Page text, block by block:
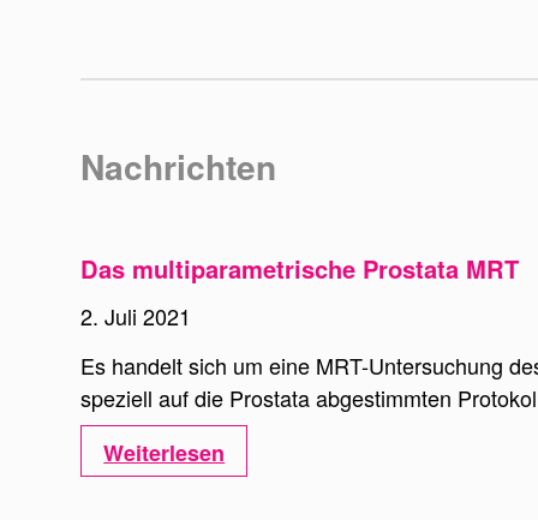
Nachrichten
Das multiparametrische Prostata MRT
2. Juli 2021
Es handelt sich um eine MRT-Untersuchung
speziell auf die Prostata abgestimmten
Weiterlesen